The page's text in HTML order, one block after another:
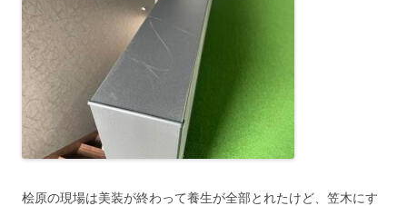
桧原の現場は美装が終わって養生が全部とれたけど、笠木にす